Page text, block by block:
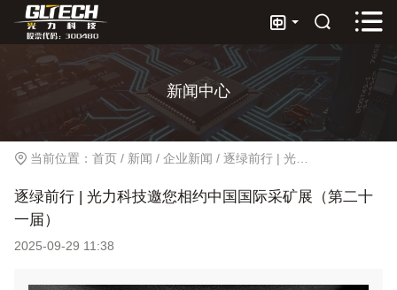
  
新闻中心
当前位置： 首页 / 新闻 / 企业新闻 / 逐绿前行 | 光力科技邀您相约中国国际采矿展（第二十一届）
逐绿前行 | 光力科技邀您相约中国国际采矿展（第二十
一届）
2025-09-29 11:38